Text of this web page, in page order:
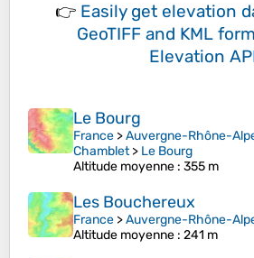
👉 Easily get elevation
GeoTIFF and KML
Elevation
Le Bourg
France >Auvergne-Rhône-
Chamblet> Le Bourg
Altitude moyenne : 355 m
Les Bouchereux
France >Auvergne-Rhône-
Altitude moyenne : 241 m